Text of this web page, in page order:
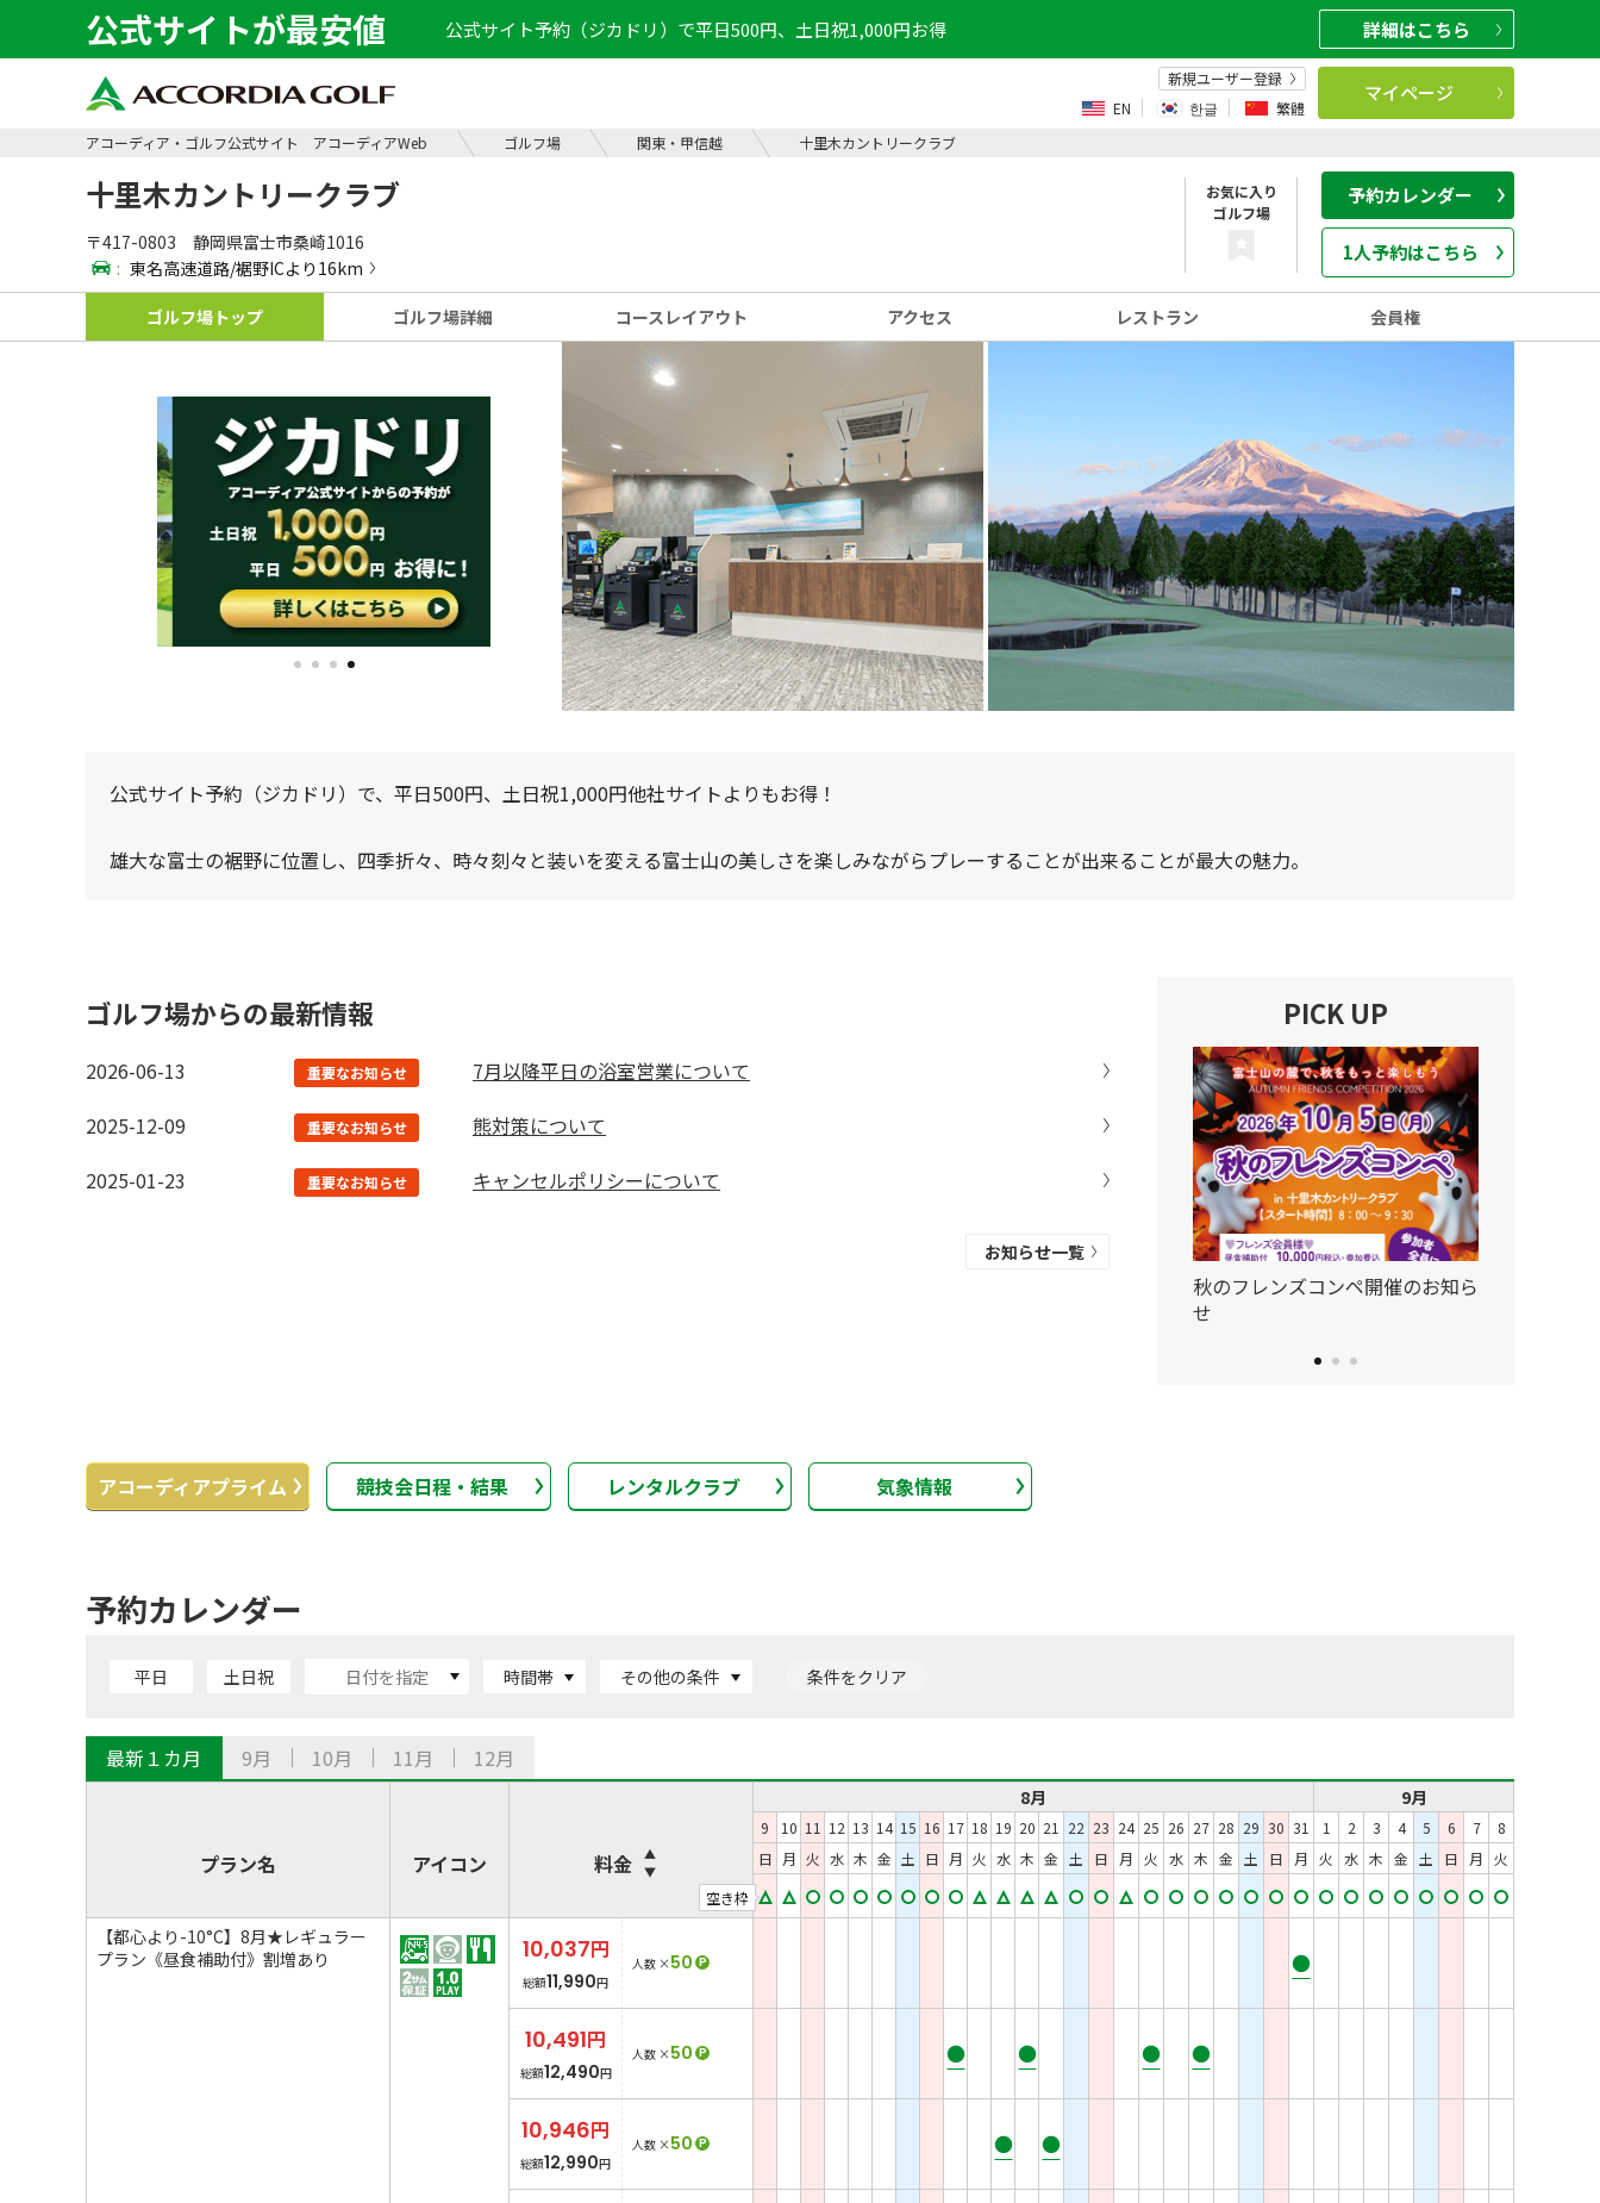
公式サイトが最安値 公式サイト予約（ジカドリ）で平日500円、土日祝1,000円お得 詳細はこちら
新規ユーザー登録
EN
한글 繁體
マイページ
アコーディア・ゴルフ公式サイト アコーディアWeb ゴルフ場 関東・甲信越 十里木カントリークラブ
十里木カントリークラブ
〒417-0803 静岡県富士市桑崎1016
: 東名高速道路/裾野ICより16km
お気に入り
ゴルフ場
予約カレンダー
1人予約はこちら
ゴルフ場 トップ ゴルフ場詳細 コース レイアウト アクセス レストラン 会員権
公式サイト予約（ジカドリ）で、平日500円、土日祝1,000円他社サイトよりもお得！
雄大な富士の裾野に位置し、四季折々、時々刻々と装いを変える富士山の美しさを楽しみながらプレーすることが出来ることが最大の魅力。
ゴルフ場からの最新情報
2026-06-13 重要なお知らせ
7月以降平日の浴室営業について
2025-12-09
重要なお知らせ
熊対策について
2025-01-23
重要なお知らせ キャンセルポリシーについて
お知らせ一覧
PICK UP
秋のフレンズコンペ開催のお知ら
せ
アコーディアプライム 競技会日程・結果 レンタルクラブ 気象情報
予約カレンダー
平日 土日祝 時間帯 その他の条件 条件をクリア
最新１カ月 9月 10月 11月 12月
プラン名 アイコン 料金
8月 9月
9 10 11 12 13 14 15 16 17 18 19 20 21 22 23 24 25 26 27 28 29 30 31 1 2 3 4 5 6 7
8
日 月 火 水 木 金 土 日 月 火 水 木 金 土 日 月 火 水 木 金 土 日 月 火 水 木 金 土 日 月 火
空き枠
【都心より-10°C】8月★レギュラー
プラン《昼食補助付》割増あり
10,037円
総額11,990円
人数 × 50 P ●
10,491円
総額12,490円
人数 × 50 P ● ● ● ●
10,946円
総額12,990円
人数 × 50 P ● ●